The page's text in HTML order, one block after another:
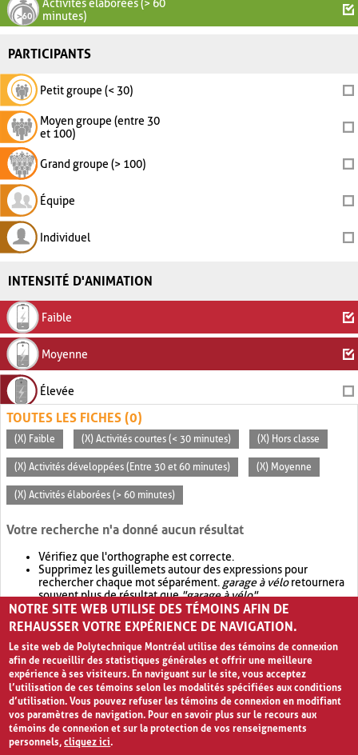
Activités élaborées (> 60
minutes)
PARTICIPANTS
Petit groupe (< 30)
Moyen groupe (entre 30
et 100)
Grand groupe (> 100)
Équipe
Individuel
INTENSITÉ D'ANIMATION
Faible
Moyenne
Élevée
TOUTES LES FICHES (0)
(X) Faible (X) Activités courtes (< 30 minutes) (X) Hors classe
(X) Activités développées (Entre 30 et 60 minutes) (X) Moyenne
(X) Activités élaborées (> 60 minutes)
Votre recherche n'a donné aucun résultat
Vérifiez que l'orthographe est correcte.
Supprimez les guillemets autour des expressions pour
rechercher chaque mot séparément. garage à véloretournera
souvent plus de résultat que"garage à vélo".
Envisagez d'élargir votre recherche avec OR.garage OR vélo
retournera souvent plus de résultat quegarage à vélo
NOTRE SITE WEB UTILISE DES TÉMOINS AFIN DE
REHAUSSER VOTRE EXPÉRIENCE DE NAVIGATION.
Le site web de Polytechnique Montréal utilise des témoins de connexion
afin de recueillir des statistiques générales et offrir une meilleure
expérience à ses visiteurs. En naviguant sur le site, vous acceptez
l’utilisation de ces témoins selon les modalités spécifiées aux conditions
d’utilisation. Vous pouvez refuser les témoins de connexion en modifiant
vos paramètres de navigation. Pour en savoir plus sur le recours aux
témoins de connexion et sur la protection de vos renseignements
personnels,cliquez ici.